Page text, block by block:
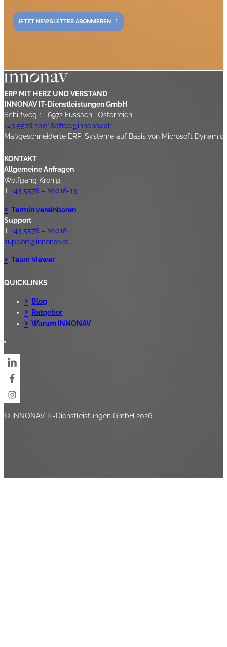
JETZT NEWSLETTER ABONNIEREN
ERP MIT HERZ UND VERSTAND
INNONAV IT-Dienstleistungen GmbH
Schilfweg 1 . 6972 Fussach . Österreich
+43 5578 20018office@innonav.at
Maßgeschneiderte ERP-Systeme auf Basis von Microsoft
KONTAKT
Allgemeine Anfragen
Wolfgang Kronig
T +43 5578 – 20018-13
Termin vereinbaren
Support
T +43 5578 – 20018
support@innonav.at
Team Viewer
QUICKLINKS
Blog
Ratgeber
Warum INNONAV
© INNONAV IT-Dienstleistungen GmbH 2026